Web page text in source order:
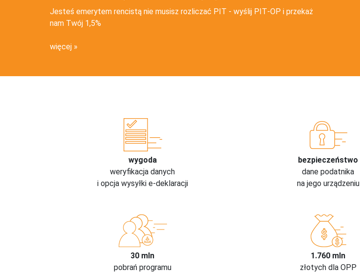
Jesteś emerytem rencistą nie musisz rozliczać PIT - wyślij PIT‑OP i przekaż
nam Twój 1,5%
więcej
wygoda
weryfikacja danych
i opcja wysyłki e-deklaracji
bezpieczeństwo
dane podatnika
na jego urządzeniu
30 mln
pobrań programu
1.760 mln
złotych dla OPP